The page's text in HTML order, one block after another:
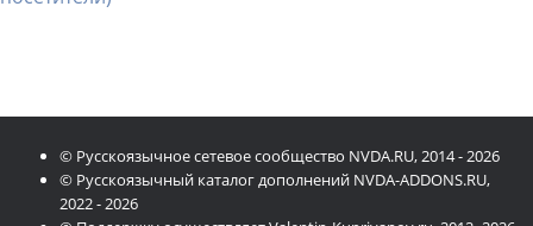
© Русскоязычное сетевое сообщество NVDA.RU, 2014 - 2026
© Русскоязычный каталог дополнений NVDA-ADDONS.RU,
2022 - 2026